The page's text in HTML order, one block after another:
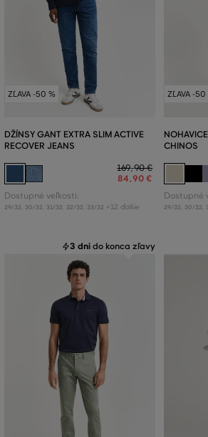
ZĽAVA -50 %
DŽÍNSY GANT EXTRA SLIM ACTIVE
RECOVER JEANS
169,90 €
84,90 €
Dostupné veľkosti:
29/32 30/32 31/32 32/32 33/32 +12 ďalšie
ZĽAVA -50
CHINOS
Dostupné
29/32 30/32
3 dni do konca zľavy